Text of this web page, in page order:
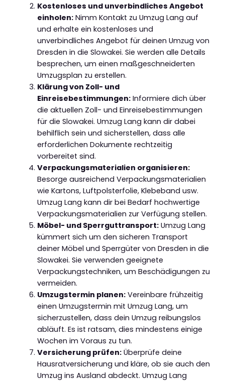
Kostenloses und unverbindliches Angebot
einholen:Nimm Kontakt zu Umzug Lang auf
und erhalte ein kostenloses und
unverbindliches Angebot für deinen Umzug von
Dresden in die Slowakei. Sie werden alle Details
besprechen, um einen maßgeschneiderten
Umzugsplan zu erstellen.
Klärung von Zoll- und
Einreisebestimmungen:Informiere dich über
die aktuellen Zoll- und Einreisebestimmungen
für die Slowakei. Umzug Lang kann dir dabei
behilflich sein und sicherstellen, dass alle
erforderlichen Dokumente rechtzeitig
vorbereitet sind.
Verpackungsmaterialien organisieren:
Besorge ausreichend Verpackungsmaterialien
wie Kartons, Luftpolsterfolie, Klebeband usw.
Umzug Lang kann dir bei Bedarf hochwertige
Verpackungsmaterialien zur Verfügung stellen.
Möbel- und Sperrguttransport:Umzug Lang
kümmert sich um den sicheren Transport
deiner Möbel und Sperrgüter von Dresden in die
Slowakei. Sie verwenden geeignete
Verpackungstechniken, um Beschädigungen zu
vermeiden.
Umzugstermin planen:Vereinbare frühzeitig
einen Umzugstermin mit Umzug Lang, um
sicherzustellen, dass dein Umzug reibungslos
abläuft. Es ist ratsam, dies mindestens einige
Wochen im Voraus zu tun.
Versicherung prüfen:Überprüfe deine
Hausratversicherung und kläre, ob sie auch den
Umzug ins Ausland abdeckt. Umzug Lang